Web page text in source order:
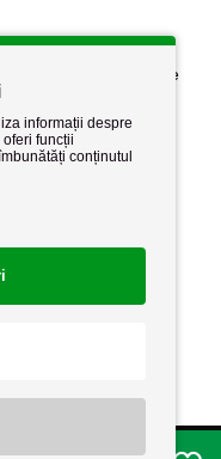
de confidențialitate
si conditii
informații despre
funcții
conținutul